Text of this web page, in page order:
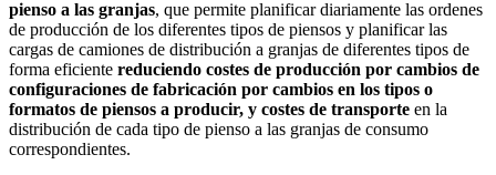
pienso a las granjas, que permite planificar diariamente las ordenes
de producción de los diferentes tipos de piensos y planificar las
cargas de camiones de distribución a granjas de diferentes tipos de
forma eficiente reduciendo costes de producción por cambios de
configuraciones de fabricación por cambios en los tipos o
formatos de piensos a producir, y costes de transporte en la
distribución de cada tipo de pienso a las granjas de consumo
correspondientes.